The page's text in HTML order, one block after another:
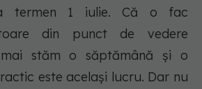
termen 1 iulie. Că o fac
din punct de vedere
stăm o săptămână și o
este același lucru. Dar nu